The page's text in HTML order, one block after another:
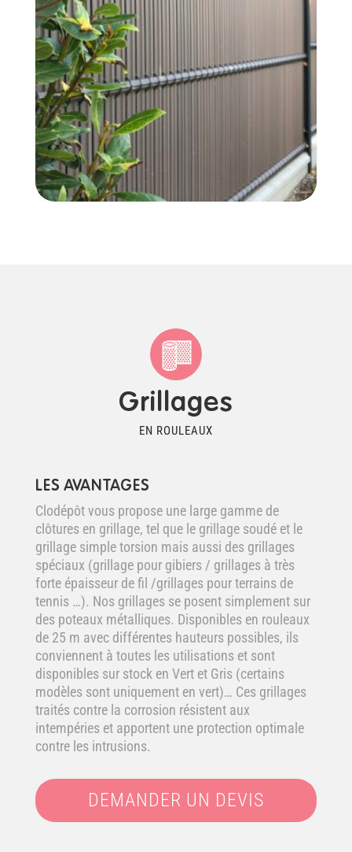
Grillages
EN ROULEAUX
LES AVANTAGES
Clodépôt vous propose une large gamme de
clôtures en grillage, tel que le grillage soudé et le
grillage simple torsion mais aussi des grillages
spéciaux (grillage pour gibiers / grillages à très
forte épaisseur de fil /grillages pour terrains de
tennis …). Nos grillages se posent simplement sur
des poteaux métalliques. Disponibles en rouleaux
de 25 m avec différentes hauteurs possibles, ils
conviennent à toutes les utilisations et sont
disponibles sur stock en Vert et Gris (certains
modèles sont uniquement en vert)… Ces grillages
traités contre la corrosion résistent aux
intempéries et apportent une protection optimale
contre les intrusions.
DEMANDER UN DEVIS